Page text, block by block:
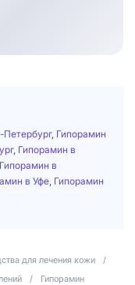
Петербург, Гипорамин
, Гипорамин в
Гипорамин в
в Уфе Гипорамин
для лечения кожи
/
/ Гипорамин